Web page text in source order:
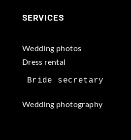
SERVICES
Wedding photos
Dress rental
Wedding photography